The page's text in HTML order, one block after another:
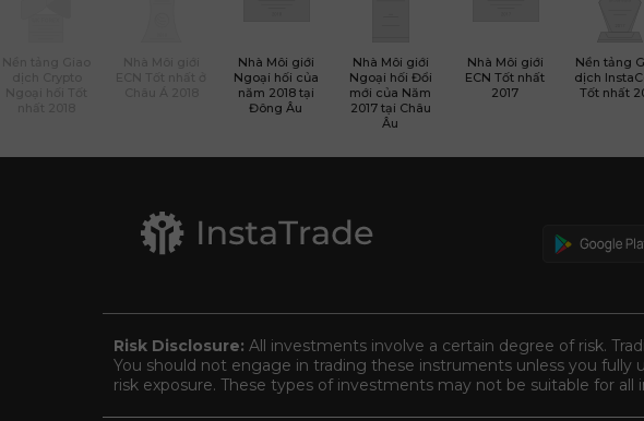
Nhà Môi giới
Ngoại hối của
năm 2018 tại
Đông Âu
Nhà Môi giới
Ngoại hối Đổi
mới của Năm
2017 tại Châu
Âu
Nhà Môi giới
ECN Tốt nhất
2017
Nền tảng
dịch
Tốt nhất
Risk Disclosure: All investments involve a certain degree of risk.
You should not engage in trading these instruments unless you
risk exposure. These types of investments may not be suitable for all